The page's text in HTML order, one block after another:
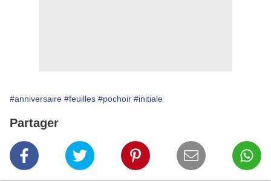
#anniversaire #feuilles #pochoir #initiale
Partager